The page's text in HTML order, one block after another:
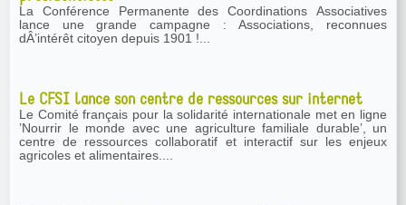
La Conférence Permanente des Coordinations Associatives
lance une grande campagne : Associations, reconnues
dÂ’intérêt citoyen depuis 1901 !...
Le CFSI lance son centre de ressources sur internet
Le Comité français pour la solidarité internationale met en ligne
’Nourrir le monde avec une agriculture familiale durable’, un
centre de ressources collaboratif et interactif sur les enjeux
agricoles et alimentaires....